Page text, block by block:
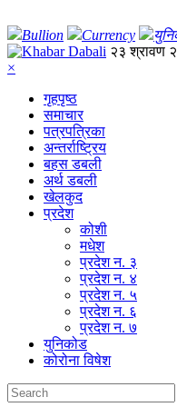
Bullion Currency
२३ श्रावण
×
गृहपृष्‍ठ
समाचार
पत्रपत्रिका
अन्तर्राष्ट्रिय
बहस डबली
अर्थ डबली
खेलकुद
प्रदेश
कोशी
मधेश
प्रदेश न. ३
प्रदेश न. ४
प्रदेश न. ५
प्रदेश न. ६
प्रदेश न. ७
युनिकोड
कोरोना विषेश